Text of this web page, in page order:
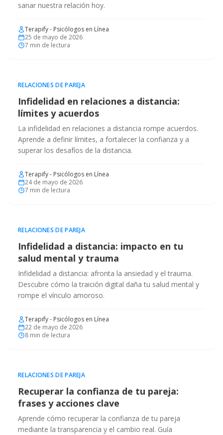
sanar nuestra relación hoy.
Terapify - Psicólogos en Línea
25 de mayo de 2026
7 min de lectura
RELACIONES DE PAREJA
Infidelidad en relaciones a distancia:
límites y acuerdos
La infidelidad en relaciones a distancia rompe acuerdos.
Aprende a definir límites, a fortalecer la confianza y a
superar los desafíos de la distancia.
Terapify - Psicólogos en Línea
24 de mayo de 2026
7 min de lectura
RELACIONES DE PAREJA
Infidelidad a distancia: impacto en tu
salud mental y trauma
Infidelidad a distancia: afronta la ansiedad y el trauma.
Descubre cómo la traición digital daña tu salud mental y
rompe el vínculo amoroso.
Terapify - Psicólogos en Línea
22 de mayo de 2026
8 min de lectura
RELACIONES DE PAREJA
Recuperar la confianza de tu pareja:
frases y acciones clave
Aprende cómo recuperar la confianza de tu pareja
mediante la transparencia y el cambio real. Guía